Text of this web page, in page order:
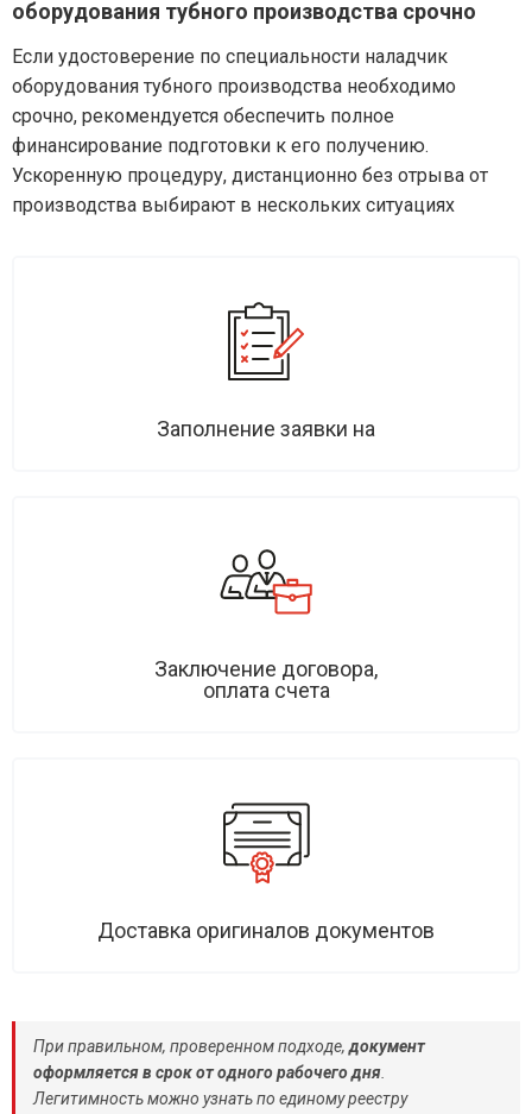
оборудования тубного производства срочно
Если удостоверение по специальности наладчик
оборудования тубного производства необходимо
срочно, рекомендуется обеспечить полное
финансирование подготовки к его получению.
Ускоренную процедуру, дистанционно без отрыва от
производства выбирают в нескольких ситуациях
Заполнение заявки на
Заключение договора,
оплата счета
Доставка оригиналов документов
При правильном, проверенном подходе,документ
оформляется в срок от одного рабочего дня.
Легитимность можно узнать по единому реестру